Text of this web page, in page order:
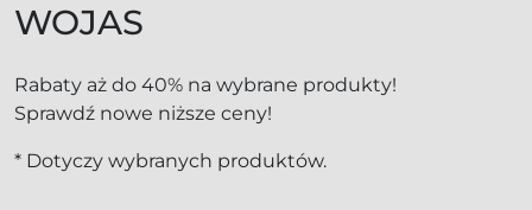
WOJAS
Rabaty aż do 40% na wybrane produkty!
Sprawdź nowe niższe ceny!
* Dotyczy wybranych produktów.